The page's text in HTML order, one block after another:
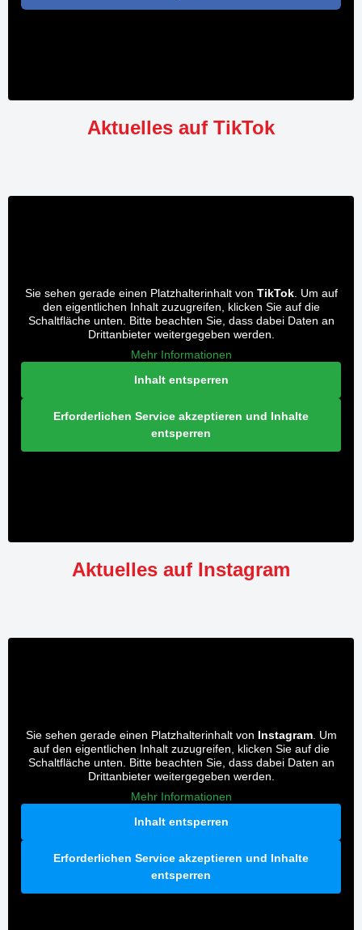
Aktuelles auf TikTok
Sie sehen gerade einen Platzhalterinhalt von TikTok. Um auf
den eigentlichen Inhalt zuzugreifen, klicken Sie auf die
Schaltfläche unten. Bitte beachten Sie, dass dabei Daten an
Drittanbieter weitergegeben werden.
Mehr Informationen
Inhalt entsperren
Erforderlichen Service akzeptieren und Inhalte
entsperren
Aktuelles auf Instagram
Sie sehen gerade einen Platzhalterinhalt von Instagram. Um
auf den eigentlichen Inhalt zuzugreifen, klicken Sie auf die
Schaltfläche unten. Bitte beachten Sie, dass dabei Daten an
Drittanbieter weitergegeben werden.
Mehr Informationen
Inhalt entsperren
Erforderlichen Service akzeptieren und Inhalte
entsperren